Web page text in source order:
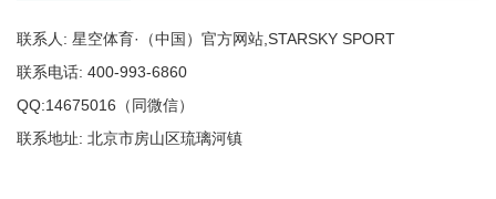
联系人: 星空体育·（中国）官方网站,STARSKY SPORT
联系电话: 400-993-6860
QQ:14675016（同微信）
联系地址: 北京市房山区琉璃河镇